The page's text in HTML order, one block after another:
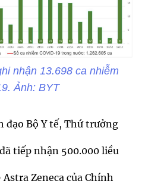
nhận 13.698 ca nhiễm
Ảnh: BYT
đạo Bộ Y tế, Thứ trưởng
tiếp nhận 500.000 liều
Zeneca của Chính